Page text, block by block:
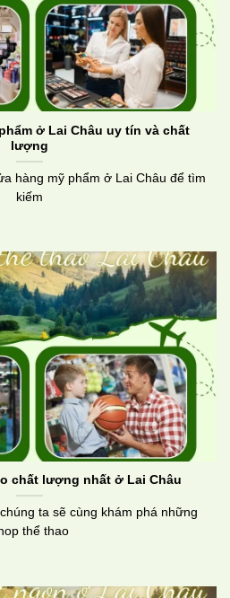
ở Lai Châu uy tín và chất
lượng
hàng mỹ phẩm ở Lai Châu để tìm
kiếm
chất lượng nhất ở Lai Châu
ta sẽ cùng khám phá những
thể thao